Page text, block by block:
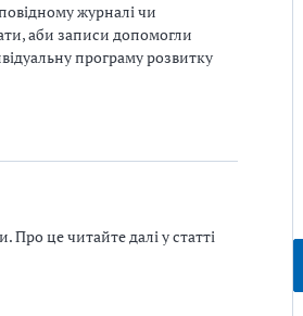
журналі чи
аби записи допомогли
програму розвитку
Про це читайте далі у статті